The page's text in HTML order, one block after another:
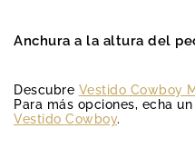
Anchura a la altura del
Descubre Vestido Cowboy
Para más opciones, echa
Vestido Cowboy.